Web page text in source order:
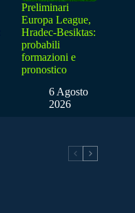
Preliminari
Europa League,
Hradec-Besiktas:
probabili
formazioni e
pronostico
6 Agosto
2026